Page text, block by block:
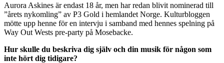
Aurora Askines är endast 18 år, men har redan blivit nominerad till
”årets nykomling” av P3 Gold i hemlandet Norge. Kulturbloggen
mötte upp henne för en intervju i samband med hennes spelning på
Way Out Wests pre-party på Mosebacke.
Hur skulle du beskriva dig själv och din musik för någon som
inte hört dig tidigare?